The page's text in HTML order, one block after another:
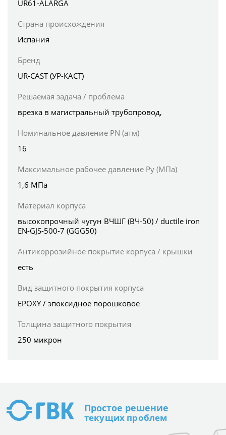
UR61-ALARGA
Страна происхождения
Испания
Бренд
UR-CAST (УР-КАСТ)
Решаемая задача / проблема
врезка в магистральный трубопровод,
Номинальное давление PN (атм)
16
Максимальное рабочее давление Ру (МПа)
1,6 МПа
Материал корпуса
высокопрочный чугун ВЧШГ (ВЧ-50) / ductile iron
EN-GJS-500-7 (GGG50)
Антикоррозийное покрытие корпуса / крышки
есть
Вид защитного покрытия корпуса
EPOXY / эпоксидное порошковое
Толщина защитного покрытия
250 микрон
Простое решение
текущих проблем